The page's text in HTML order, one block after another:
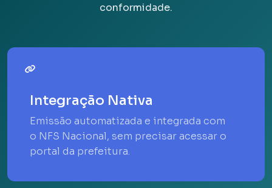
conformidade.
Integração Nativa
Emissão automatizada e integrada com
o NFS Nacional, sem precisar acessar o
portal da prefeitura.